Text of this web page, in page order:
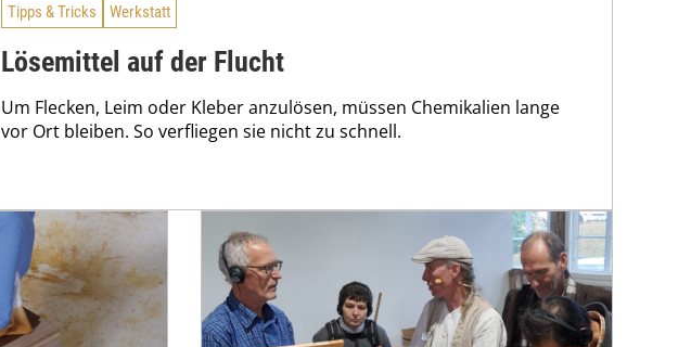
Tipps & Tricks Werkstatt
Lösemittel auf der Flucht
Um Flecken, Leim oder Kleber anzulösen, müssen Chemikalien lange
vor Ort bleiben. So verfliegen sie nicht zu schnell.